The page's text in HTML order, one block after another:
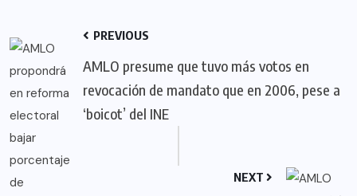
PREVIOUS
AMLO presume que tuvo más votos en
revocación de mandato que en 2006, pese a
‘boicot’ del INE
NEXT